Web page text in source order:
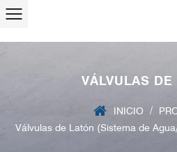
VÁLVULAS DE
INICIO /
Válvulas de Latón (Sistema de